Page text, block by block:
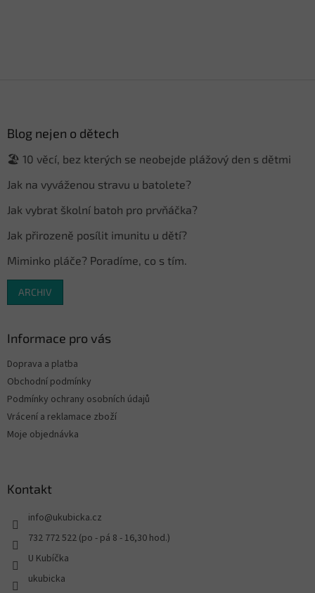
Blog nejen o dětech
🏖️ 10 věcí, bez kterých se neobejde plážový den s dětmi
Jak na vyváženou stravu u batolete?
Jak vybrat školní batoh pro prvňáčka?
Jak přirozeně posílit imunitu u dětí?
Miminko pláče? Poradíme, co s tím.
ARCHIV
Informace pro vás
Doprava a platba
Obchodní podmínky
Podmínky ochrany osobních údajů
Vrácení a reklamace zboží
Moje objednávka
Kontakt
info@ukubicka.cz
732 772 522 (po - pá 8 - 16,30 hod.)
U Kubíčka
ukubicka